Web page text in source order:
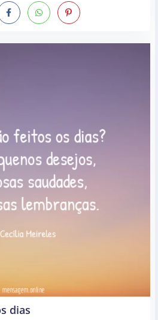
dias